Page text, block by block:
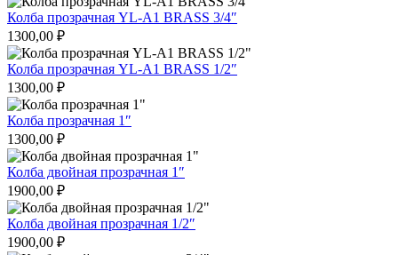
Колба прозрачная YL-A1 BRASS 3/4″
1300,00 ₽
Колба прозрачная YL-A1 BRASS 1/2″
1300,00 ₽
Колба прозрачная 1″
1300,00 ₽
Колба двойная прозрачная 1″
1900,00 ₽
Колба двойная прозрачная 1/2″
1900,00 ₽